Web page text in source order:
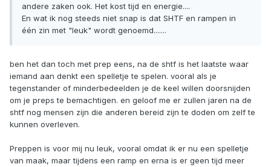
andere zaken ook. Het kost tijd en energie....
En wat ik nog steeds niet snap is dat SHTF en rampen in
één zin met "leuk" wordt genoemd.......
ben het dan toch met prep eens, na de shtf is het laatste waar
iemand aan denkt een spelletje te spelen. vooral als je
tegenstander of minderbedeelden je de keel willen doorsnijden
om je preps te bemachtigen. en geloof me er zullen jaren na de
shtf nog mensen zijn die anderen bereid zijn te doden om zelf te
kunnen overleven.
Preppen is voor mij nu leuk, vooral omdat ik er nu een spelletje
van maak, maar tijdens een ramp en erna is er geen tijd meer